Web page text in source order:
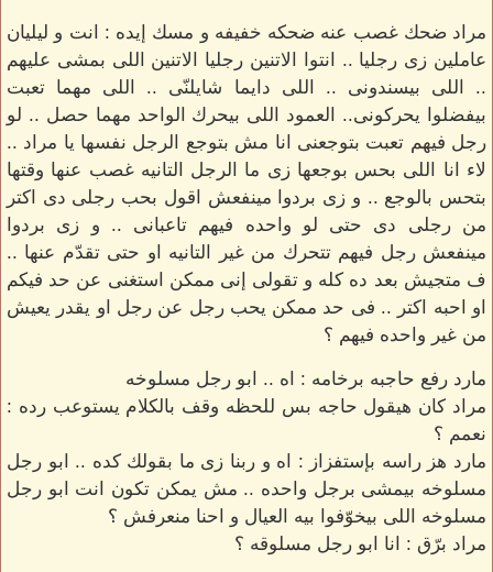
مراد ضحك غصب عنه ضحكه خفيفه و مسك إيده : انت و ليليان
عاملين زى رجليا .. انتوا الاتنين رجليا الاتنين اللى بمشى عليهم
.. اللى بيسندونى .. اللى دايما شايلنّى .. اللى مهما تعبت
بيفضلوا يحركونى.. العمود اللى بيحرك الواحد مهما حصل .. لو
رجل فيهم تعبت بتوجعنى انا مش بتوجع الرجل نفسها يا مراد ..
لاء انا اللى بحس بوجعها زى ما الرجل التانيه غصب عنها وقتها
بتحس بالوجع .. و زى بردوا مينفعش اقول بحب رجلى دى اكتر
من رجلى دى حتى لو واحده فيهم تاعبانى .. و زى بردوا
مينفعش رجل فيهم تتحرك من غير التانيه او حتى تقدّم عنها ..
ف متجيش بعد ده كله و تقولى إنى ممكن استغنى عن حد فيكم
او احبه اكتر .. فى حد ممكن يحب رجل عن رجل او يقدر يعيش
من غير واحده فيهم ؟
مارد رفع حاجبه برخامه : اه .. ابو رجل مسلوخه
مراد كان هيقول حاجه بس للحظه وقف بالكلام يستوعب رده :
نعمم ؟
مارد هز راسه بإستفزاز : اه و ربنا زى ما بقولك كده .. ابو رجل
مسلوخه بيمشى برجل واحده .. مش يمكن تكون انت ابو رجل
مسلوخه اللى بيخوّفوا بيه العيال و احنا منعرفش ؟
مراد برّق : انا ابو رجل مسلوقه ؟